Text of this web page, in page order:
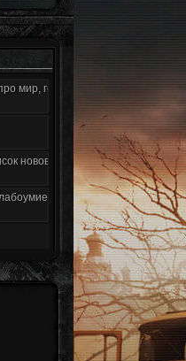
мир, геймплей и сюжет | Разбор
нововведений
и отвага